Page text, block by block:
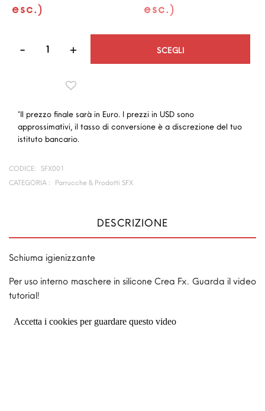
esc.)
esc.)
SCEGLI
*Il prezzo finale sarà in Euro. I prezzi in USD sono
approssimativi, il tasso di conversione è a discrezione del tuo
istituto bancario.
CODICE:
SFX001
CATEGORIA :
Parrucche & Prodotti SFX
DESCRIZIONE
Schiuma igienizzante
Per uso interno maschere in silicone Crea Fx. Guarda il video
tutorial!